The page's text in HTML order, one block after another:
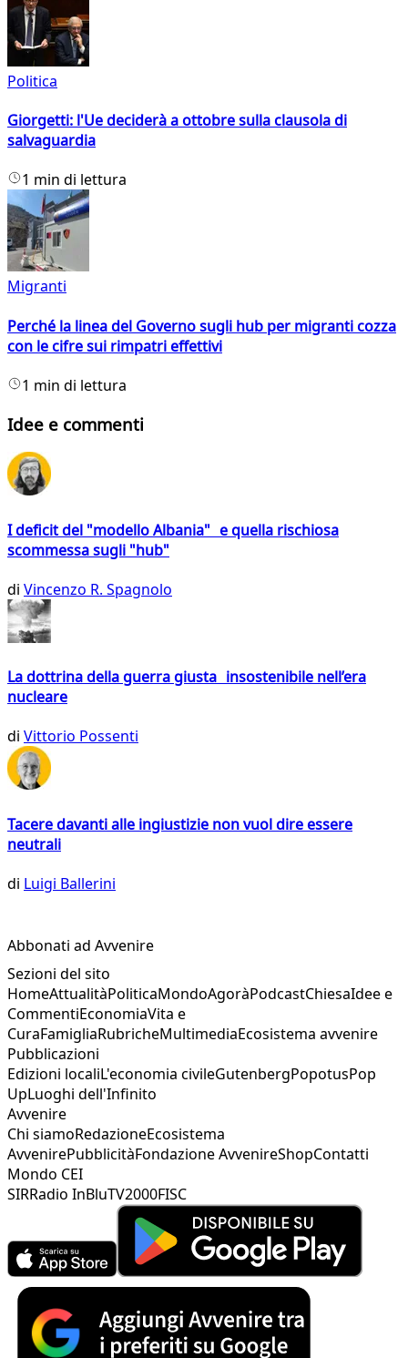
Politica
Giorgetti: l'Ue deciderà a ottobre sulla clausola di
salvaguardia
1 min di lettura
Migranti
Perché la linea del Governo sugli hub per migranti cozza
con le cifre sui rimpatri effettivi
1 min di lettura
Idee e commenti
I deficit del "modello Albania" e quella rischiosa
scommessa sugli "hub"
di Vincenzo R. Spagnolo
La dottrina della guerra giusta insostenibile nell’era
nucleare
di Vittorio Possenti
Tacere davanti alle ingiustizie non vuol dire essere
neutrali
di Luigi Ballerini
Abbonati ad Avvenire
Sezioni del sito
HomeAttualitàPoliticaMondoAgoràPodcastChiesaIdee e
CommentiEconomiaVita e
CuraFamigliaRubricheMultimediaEcosistema avvenire
Pubblicazioni
Edizioni localiL'economia civileGutenbergPopotusPop
UpLuoghi dell'Infinito
Avvenire
Chi siamoRedazioneEcosistema
AvvenirePubblicitàFondazione AvvenireShopContatti
Mondo CEI
SIRRadio InBluTV2000FISC